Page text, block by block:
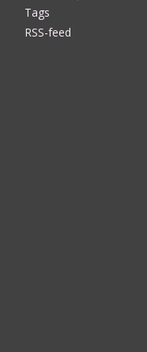
Tags
RSS-feed